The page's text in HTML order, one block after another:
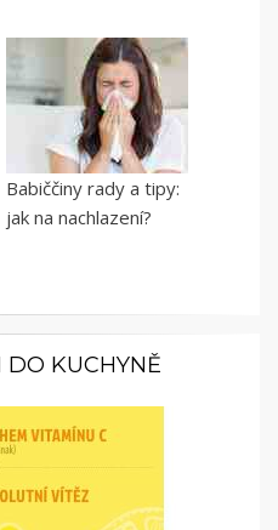
Babiččiny rady a tipy:
jak na nachlazení?
DO KUCHYNĚ